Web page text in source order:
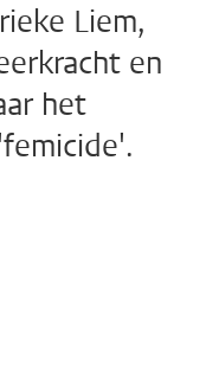
Liem,
en
het